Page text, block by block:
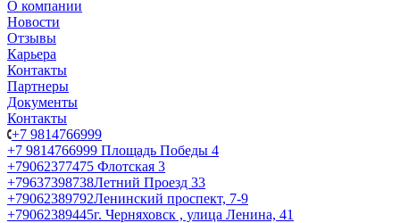
О компании
Новости
Отзывы
Карьера
Контакты
Партнеры
Документы
Контакты
+7 9814766999
+7 9814766999 Площадь Победы 4
+79062377475 Флотская 3
+79637398738Летний Проезд 33
+79062389792Ленинский проспект, 7-9
+79062389445г. Черняховск , улица Ленина, 41